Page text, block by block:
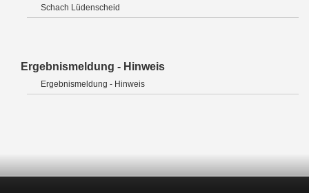
Schach Lüdenscheid
Ergebnismeldung - Hinweis
Ergebnismeldung - Hinweis